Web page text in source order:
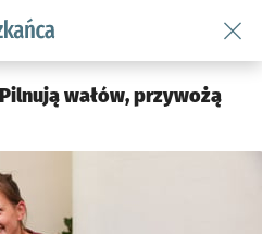
podserwis: Dla mieszkańca
wałów, przywożą